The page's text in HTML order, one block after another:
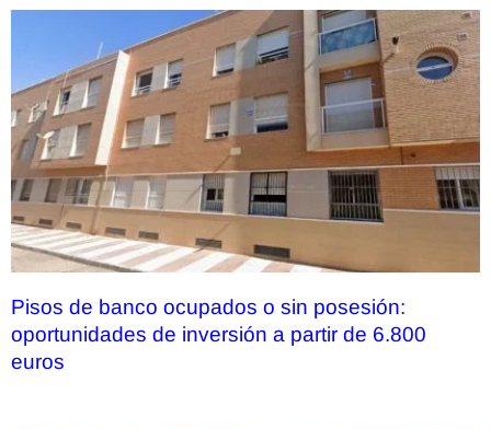
Pisos de banco ocupados o sin posesión:
oportunidades de inversión a partir de 6.800
euros